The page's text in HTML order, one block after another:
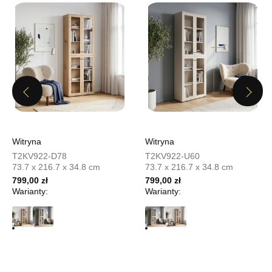
379,00 zł 322,15 zł
Najniższa cena sprzedawcy z ostatnich 30 dni
SALON MEBLOWY MEBLOSTYL
Salon meblowy
66-600 KROSNO ODRZAŃSKIE
Nr tel.508100164
Adres e-mail:meblostyl01@op.pl
Godziny otwarcia
Pn-Pt: 09:00-17:00, Sb: 09:00-14:00
379,00 zł
Previous
Witryna
T2KV922-D78
73.7 x 216.7 x 34.8 cm
799,00 zł
Warianty:
Witryna
T2KV922-U60
73.7 x 216.7 x 34.8 cm
799,00 zł
Warianty:
Next